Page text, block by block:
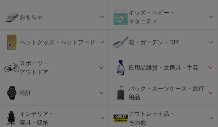
おもちゃ
キッズ・ベビー・
マタニティ
ペットグッズ・ペットフード 花・ガーデン・DIY
スポーツ・
アウトドア
日用品雑貨・文房具・手芸
時計
バック・スーツケース・旅行
用品
インテリア・
寝具・収納
アウトレット品・
その他